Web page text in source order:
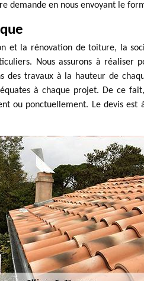
demande en nous envoyant le
et la rénovation de toiture, la
Nous assurons à réaliser
des travaux à la hauteur de
à chaque projet. De ce
ou ponctuellement. Le devis est